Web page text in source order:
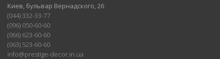
Киев, бульвар Вернадского, 26
(044) 332-33-77
(096) 050-60-60
(066) 623-60-60
(063) 523-60-60
info@prestige-decor.in.ua